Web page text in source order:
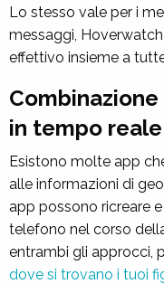
Lo stesso vale per i
messaggi,
effettivo insieme a
in tempo reale
Esistono molte app
alle informazioni di
app possono ricreare
telefono nel corso
entrambi gli approcci,
dove si trovano i tuoi